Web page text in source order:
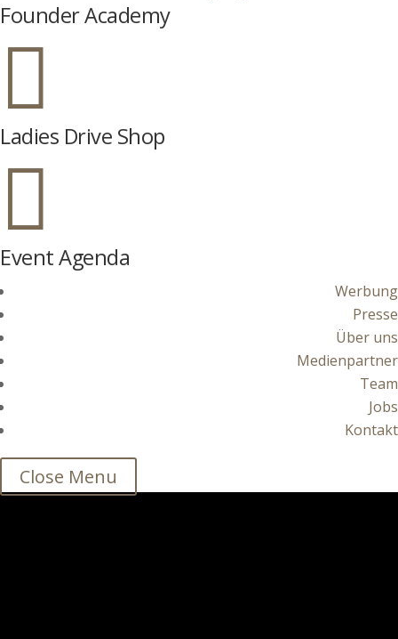
Founder Academy

Ladies Drive Shop

Event Agenda
Werbung
Presse
Über uns
Medienpartner
Team
Jobs
Kontakt
Close Menu